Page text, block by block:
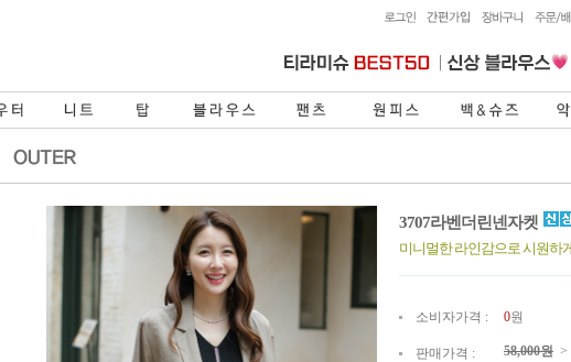
3707라벤더린넨자켓
미니멀한 라인감으로 시원하
소비자가격 : 0원
판매가격 : 58,000원 >